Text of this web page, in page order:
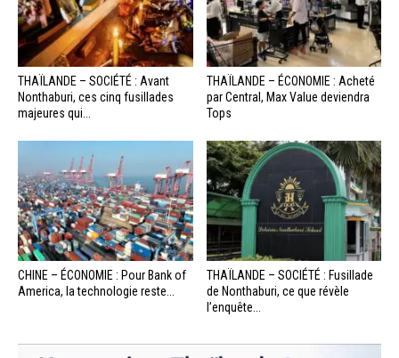
THAÏLANDE – SOCIÉTÉ : Avant
Nonthaburi, ces cinq fusillades
majeures qui...
THAÏLANDE – ÉCONOMIE : Acheté
par Central, Max Value deviendra
Tops
CHINE – ÉCONOMIE : Pour Bank of
America, la technologie reste...
THAÏLANDE – SOCIÉTÉ : Fusillade
de Nonthaburi, ce que révèle
l’enquête...